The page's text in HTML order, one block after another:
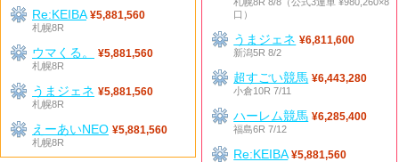
Re:KEIBA ¥5,881,560
札幌8R
ウマくる。
¥5,881,560
札幌8R
うまジェネ ¥5,881,560
札幌8R
えーあいNEO ¥5,881,560
札幌8R
口）
うまジェネ ¥6,811,600
新潟5R 8/2
超すごい競馬 ¥6,443,280
小倉10R 7/11
ハーレム競馬 ¥6,285,400
福島6R 7/12
Re:KEIBA ¥5,881,560